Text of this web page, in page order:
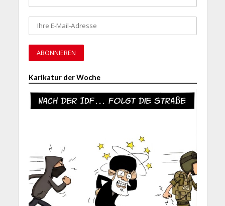
Karikatur der Woche